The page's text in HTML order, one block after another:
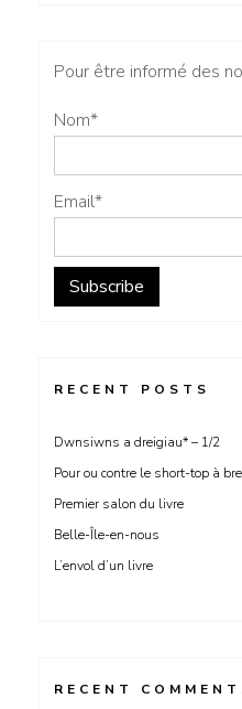
Pour être informé des
Nom*
Email*
RECENT POSTS
Dwnsiwns a dreigiau* – 1/2
Pour ou contre le short-top à
Premier salon du livre
Belle-Île-en-nous
L’envol d’un livre
RECENT